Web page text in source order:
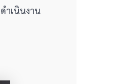
ำเนินงาน